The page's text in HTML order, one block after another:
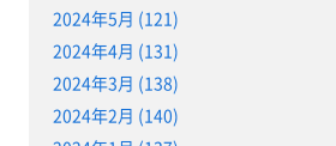
2024年5月 (121)
2024年4月 (131)
2024年3月 (138)
2024年2月 (140)